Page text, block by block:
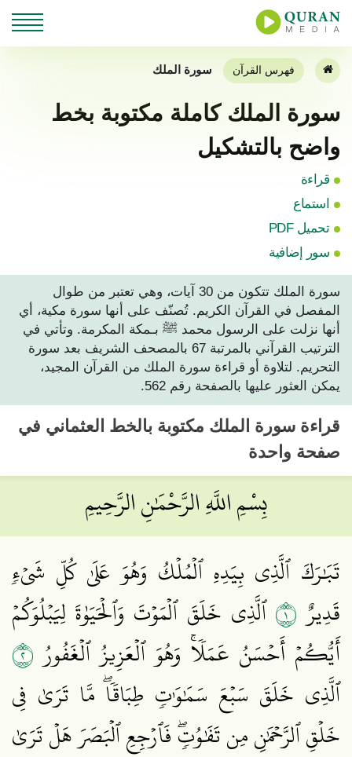
فهرس القرآن سورة الملك
سورة الملك كاملة مكتوبة بخط
واضح بالتشكيل
قراءة
استماع
تحميل PDF
سور إضافية
سورة الملك تتكون من 30 آيات، وهي تعتبر من طوال
المفصل في القرآن الكريم. تُصنّف على أنها سورة مكية، أي
أنها نزلت على الرسول محمد ﷺ بـمكة المكرمة. وتأتي في
الترتيب القرآني بالمرتبة 67 بالمصحف الشريف بعد سورة
التحريم. لتلاوة أو قراءة سورة الملك من القرآن المجيد،
يمكن العثور عليها بالصفحة رقم 562.
قراءة سورة الملك مكتوبة بالخط العثماني في
صفحة واحدة
بِسْمِ اللَّهِ الرَّحْمَٰنِ الرَّحِيمِ
تَبَٰرَكَ ٱلَّذِي بِيَدِهِ ٱلۡمُلۡكُ وَهُوَ عَلَىٰ كُلِّ شَيۡءٖ
قَدِيرٌ ١ ٱلَّذِي خَلَقَ ٱلۡمَوۡتَ وَٱلۡحَيَوٰةَ لِيَبۡلُوَكُمۡ
أَيُّكُمۡ أَحۡسَنُ عَمَلٗاۚ وَهُوَ ٱلۡعَزِيزُ ٱلۡغَفُورُ ٢
ٱلَّذِي خَلَقَ سَبۡعَ سَمَٰوَٰتٖ طِبَاقٗاۖ مَّا تَرَىٰ فِي
خَلۡقِ ٱلرَّحۡمَٰنِ مِن تَفَٰوُتٖۖ فَٱرۡجِعِ ٱلۡبَصَرَ هَلۡ تَرَىٰ